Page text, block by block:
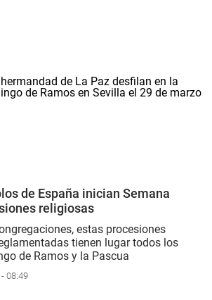
de España inician Semana
religiosas
estas procesiones
tienen lugar todos los
de Ramos y la Pascua
08:49